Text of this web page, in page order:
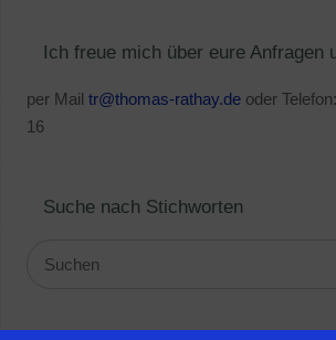
Ich freue mich über eure Anfragen
per Mail tr@thomas-rathay.deoder
16
Suche nach Stichworten